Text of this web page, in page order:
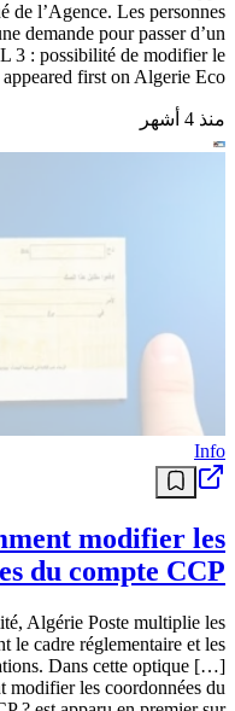
Economie
modifier le type
sous conditions
et du développement du
que les souscripteurs du
ou plus au moment de
à la modification du type
de l’Agence. Les personnes
demande pour passer d’un
3 : possibilité de modifier le
first on Algerie Eco .
منذ 4 أشهر